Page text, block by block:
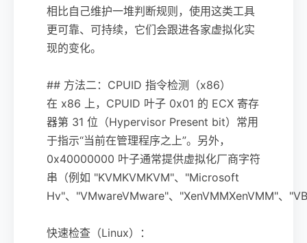
相比自己维护一堆判断规则，使用这类工具
更可靠、可持续，它们会跟进各家虚拟化实
现的变化。
## 方法二：CPUID 指令检测（x86）
在 x86 上，CPUID 叶子 0x01 的 ECX 寄存
器第 31 位（Hypervisor Present bit）常用
于指示“当前在管理程序之上”。另外，
0x40000000 叶子通常提供虚拟化厂商字符
串（例如 "KVMKVMKVM"、"Microsoft
Hv"、"VMwareVMware"、"XenVMMXenVMM"、
快速检查（Linux）：